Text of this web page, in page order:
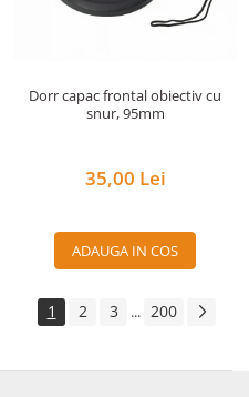
Dorr capac frontal obiectiv cu
snur, 95mm
35,00 Lei
ADAUGA IN COS
1 2 3 ... 200